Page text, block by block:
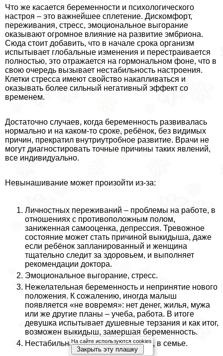
Что же касается беременности и психологического
настроя – это важнейшее сплетение. Дискомфорт,
переживания, стресс, эмоциональное выгорание
оказывают огромное влияние на развитие эмбриона.
Сюда стоит добавить, что в начале срока организм
испытывает глобальные изменения и перестраивается
полностью, это отражается на гормональном фоне, что в
свою очередь вызывает нестабильность настроения.
Клетки стресса имеют свойство накапливаться и
оказывать более сильный негативный эффект со
временем.
Достаточно случаев, когда беременность развивалась
нормально и на каком-то сроке, ребёнок, без видимых
причин, прекратил внутриутробное развитие. Врачи не
могут диагностировать точные причины таких явлений,
все индивидуально.
Невынашивание может произойти из-за:
Личностных переживаний – проблемы на работе, в
отношениях с противоположным полом,
заниженная самооценка, депрессия. Тревожное
состояние может стать причиной выкидыша, даже
если ребёнок запланированный и женщина
тщательно следит за здоровьем, и выполняет
рекомендации доктора.
Эмоциональное выгорание, стресс.
Нежелательная беременность и непринятие нового
положения. К сожалению, иногда малыш
появляется «не вовремя»: нет денег, жилья, мужа
или же другие планы – учеба, работа. В итоге
дeвyшка испытывает душевные терзания и как итог,
возможен выкидыш, замершая беременность.
Нестабильная ситуация на работе, в семье.
На сайте используются cookies
Закрыть эту плашку